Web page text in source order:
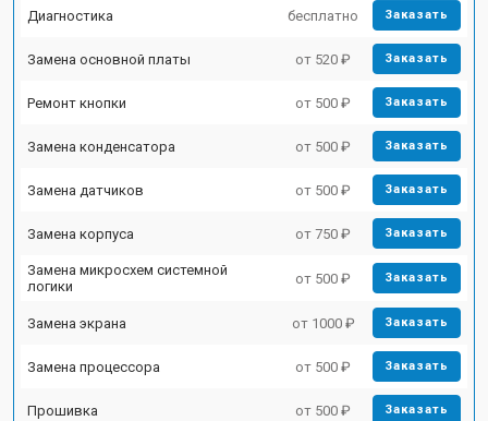
Диагностика бесплатно Заказать
Замена основной платы от 520 ₽ Заказать
Ремонт кнопки от 500 ₽ Заказать
Замена конденсатора от 500 ₽ Заказать
Замена датчиков от 500 ₽ Заказать
Замена корпуса от 750 ₽ Заказать
Замена микросхем системной
логики
от 500 ₽ Заказать
Замена экрана от 1000 ₽ Заказать
Замена процессора от 500 ₽ Заказать
Прошивка от 500 ₽ Заказать